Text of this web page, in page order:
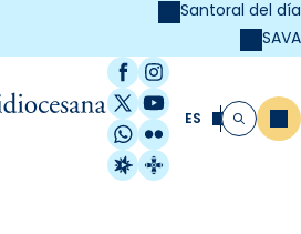
Santoral del día
SAVA
Facebook
Instagram
X / Twitter
YouTube
WhatsApp
Flickr
Radio Estel
Catalunya
ES Buscar